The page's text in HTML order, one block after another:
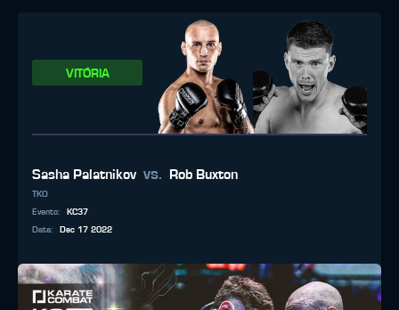
VITÓRIA
Sasha Palatnikov vs. Rob Buxton
TKO
Evento:
KC37
Data: Dec 17 2022